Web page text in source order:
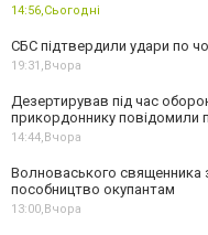
14:56,Сьогодні
СБС підтвердили удари по
19:31,Вчора
Дезертирував під час
прикордоннику повідомили
14:44,Вчора
Волноваського священника
пособництво окупантам
13:00,Вчора